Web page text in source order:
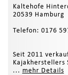
Kaltehofe
20539 Hamburg
Telefon: 0176
Seit 2011
Kajakherstellers
... mehr Details